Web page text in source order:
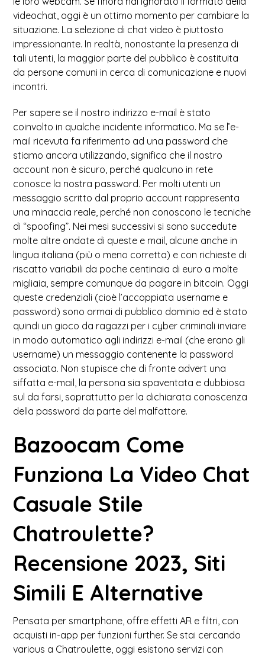
videochat, oggi è un ottimo momento per cambiare la
situazione. La selezione di chat video è piuttosto
impressionante. In realtà, nonostante la presenza di
tali utenti, la maggior parte del pubblico è costituita
da persone comuni in cerca di comunicazione e nuovi
incontri.
Per sapere se il nostro indirizzo e-mail è stato
coinvolto in qualche incidente informatico. Ma se l’e-
mail ricevuta fa riferimento ad una password che
stiamo ancora utilizzando, significa che il nostro
account non è sicuro, perché qualcuno in rete
conosce la nostra password. Per molti utenti un
messaggio scritto dal proprio account rappresenta
una minaccia reale, perché non conoscono le tecniche
di “spoofing”. Nei mesi successivi si sono succedute
molte altre ondate di queste e mail, alcune anche in
lingua italiana (più o meno corretta) e con richieste di
riscatto variabili da poche centinaia di euro a molte
migliaia, sempre comunque da pagare in bitcoin. Oggi
queste credenziali (cioè l’accoppiata username e
password) sono ormai di pubblico dominio ed è stato
quindi un gioco da ragazzi per i cyber criminali inviare
in modo automatico agli indirizzi e-mail (che erano gli
username) un messaggio contenente la password
associata. Non stupisce che di fronte advert una
siffatta e-mail, la persona sia spaventata e dubbiosa
sul da farsi, soprattutto per la dichiarata conoscenza
della password da parte del malfattore.
Bazoocam Come
Funziona La Video Chat
Casuale Stile
Chatroulette?
Recensione 2023, Siti
Simili E Alternative
Pensata per smartphone, offre effetti AR e filtri, con
acquisti in-app per funzioni further. Se stai cercando
various a Chatroulette, oggi esistono servizi con